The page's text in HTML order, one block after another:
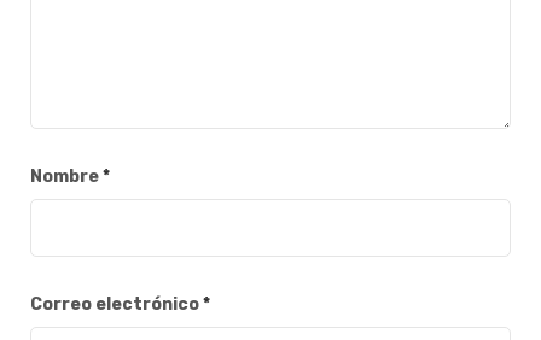
Nombre*
Correo electrónico*